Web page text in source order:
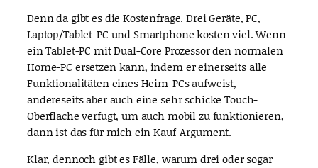
Denn da gibt es die Kostenfrage. Drei Geräte, PC,
Laptop/Tablet-PC und Smartphone kosten viel. Wenn
ein Tablet-PC mit Dual-Core Prozessor den normalen
Home-PC ersetzen kann, indem er einerseits alle
Funktionalitäten eines Heim-PCs aufweist,
andereseits aber auch eine sehr schicke Touch-
Oberfläche verfügt, um auch mobil zu funktionieren,
dann ist das für mich ein Kauf-Argument.
Klar, dennoch gibt es Fälle, warum drei oder sogar